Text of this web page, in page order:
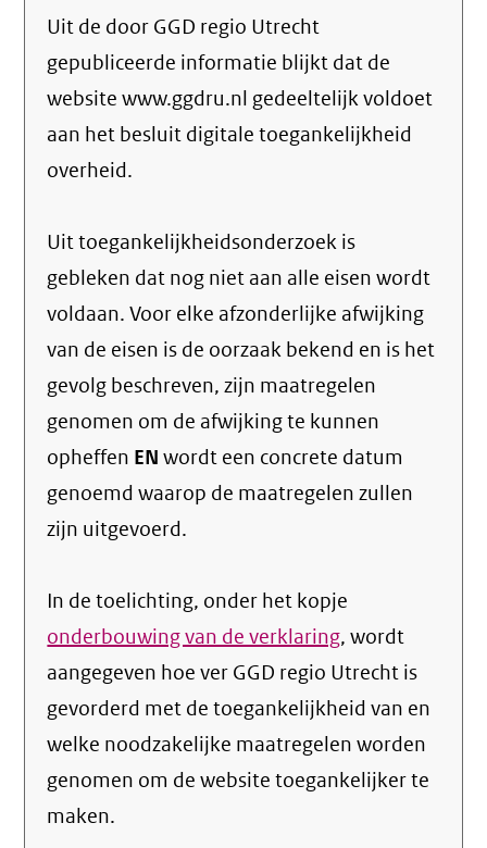
Uit de door GGD regio Utrecht
gepubliceerde informatie blijkt dat de
website www.ggdru.nl gedeeltelijk voldoet
aan het besluit digitale toegankelijkheid
overheid.
Uit toegankelijkheidsonderzoek is
gebleken dat nog niet aan alle eisen wordt
voldaan. Voor elke afzonderlijke afwijking
van de eisen is de oorzaak bekend en is het
gevolg beschreven, zijn maatregelen
genomen om de afwijking te kunnen
opheffen EN wordt een concrete datum
genoemd waarop de maatregelen zullen
zijn uitgevoerd.
In de toelichting, onder het kopje
onderbouwing van de verklaring, wordt
aangegeven hoe ver GGD regio Utrecht is
gevorderd met de toegankelijkheid van en
welke noodzakelijke maatregelen worden
genomen om de website toegankelijker te
maken.